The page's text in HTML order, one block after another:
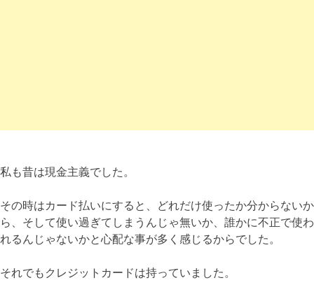
私も昔は現金主義でした。
その時はカード払いにすると、どれだけ使ったか分からないか
ら、そして使い過ぎてしまうんじゃ無いか、誰かに不正で使わ
れるんじゃないかと心配な事が多く感じるからでした。
それでもクレジットカードは持っていました。